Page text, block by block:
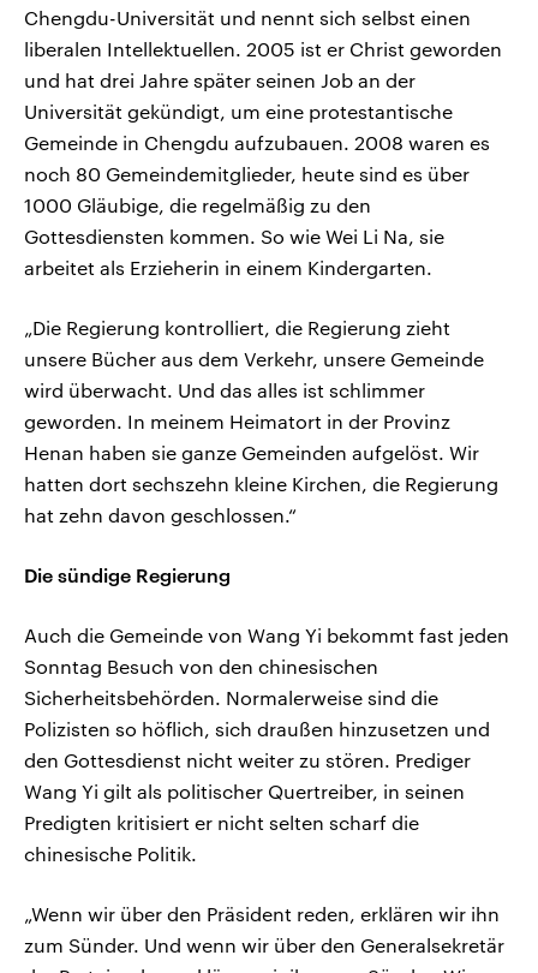
Chengdu-Universität und nennt sich selbst einen
liberalen Intellektuellen. 2005 ist er Christ geworden
und hat drei Jahre später seinen Job an der
Universität gekündigt, um eine protestantische
Gemeinde in Chengdu aufzubauen. 2008 waren es
noch 80 Gemeindemitglieder, heute sind es über
1000 Gläubige, die regelmäßig zu den
Gottesdiensten kommen. So wie Wei Li Na, sie
arbeitet als Erzieherin in einem Kindergarten.
„Die Regierung kontrolliert, die Regierung zieht
unsere Bücher aus dem Verkehr, unsere Gemeinde
wird überwacht. Und das alles ist schlimmer
geworden. In meinem Heimatort in der Provinz
Henan haben sie ganze Gemeinden aufgelöst. Wir
hatten dort sechszehn kleine Kirchen, die Regierung
hat zehn davon geschlossen.“
Die sündige Regierung
Auch die Gemeinde von Wang Yi bekommt fast jeden
Sonntag Besuch von den chinesischen
Sicherheitsbehörden. Normalerweise sind die
Polizisten so höflich, sich draußen hinzusetzen und
den Gottesdienst nicht weiter zu stören. Prediger
Wang Yi gilt als politischer Quertreiber, in seinen
Predigten kritisiert er nicht selten scharf die
chinesische Politik.
„Wenn wir über den Präsident reden, erklären wir ihn
zum Sünder. Und wenn wir über den Generalsekretär